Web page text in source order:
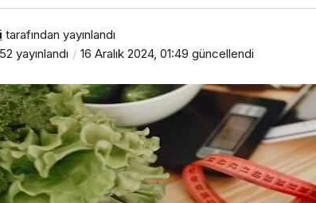
tarafından yayınlandı
yayınlandı 16 Aralık 2024, 01:49 güncellendi
Girişimcilik
Mürsel
Rumeli
Oldu